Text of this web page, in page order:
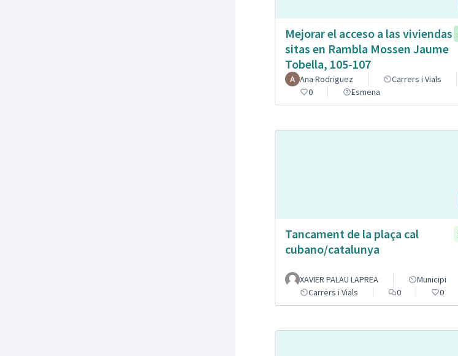
Mejorar el acceso a las viviendas
sitas en Rambla Mossen Jaume
Tobella, 105-107
Ana Rodriguez Carrers i Vials
0
Esmena
Tancament de la plaça cal
cubano/catalunya
XAVIER PALAU LAPREA
Municipi
Carrers i Vials
0 0